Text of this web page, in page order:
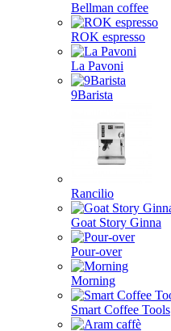
Bellman coffee
ROK espresso
La Pavoni
9Barista
Rancilio
Goat Story Ginna
Pour-over
Morning
Smart Coffee Tools